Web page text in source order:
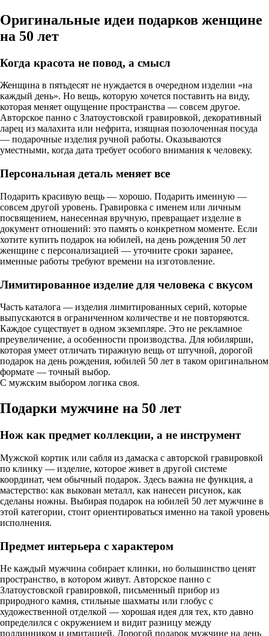
Оригинальные идеи подарков женщине
на 50 лет
Когда красота не повод, а смысл
Женщина в пятьдесят не нуждается в очередном изделии «на
каждый день». Но вещь, которую хочется поставить на виду,
которая меняет ощущение пространства — совсем другое.
Авторское панно с Златоустовской гравировкой, декоративный
ларец из малахита или нефрита, изящная позолоченная посуда
— подарочные изделия ручной работы. Оказываются
уместными, когда дата требует особого внимания к человеку.
Персональная деталь меняет все
Подарить красивую вещь — хорошо. Подарить именную —
совсем другой уровень. Гравировка с именем или личным
посвящением, нанесенная вручную, превращает изделие в
документ отношений: это память о конкретном моменте. Если
хотите купить подарок на юбилей, на день рождения 50 лет
женщине с персонализацией — уточните сроки заранее,
именные работы требуют времени на изготовление.
Лимитированное изделие для человека с вкусом
Часть каталога — изделия лимитированных серий, которые
выпускаются в ограниченном количестве и не повторяются.
Каждое существует в одном экземпляре. Это не рекламное
преувеличение, а особенности производства. Для юбилярши,
которая умеет отличать тиражную вещь от штучной, дорогой
подарок на день рождения, юбилей 50 лет в таком оригинальном
формате — точный выбор.
С мужским выбором логика своя.
Подарки мужчине на 50 лет
Нож как предмет коллекции, а не инструмент
Мужской кортик или сабля из дамаска с авторской гравировкой
по клинку — изделие, которое живет в другой системе
координат, чем обычный подарок. Здесь важна не функция, а
мастерство: как выкован металл, как нанесен рисунок, как
сделаны ножны. Выбирая подарок на юбилей 50 лет мужчине в
этой категории, стоит ориентироваться именно на такой уровень
исполнения.
Предмет интерьера с характером
Не каждый мужчина собирает клинки, но большинство ценят
пространство, в котором живут. Авторское панно с
Златоустовской гравировкой, письменный прибор из
природного камня, стильные шахматы или глобус с
художественной отделкой — хорошая идея для тех, кто давно
определился с окружением и видит разницу между
подлинником и имитацией. Дорогой подарок мужчине на день